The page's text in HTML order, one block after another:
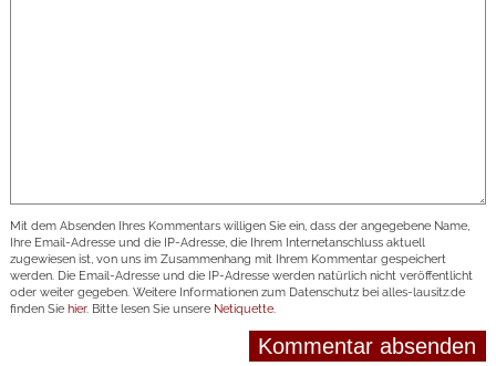
Mit dem Absenden Ihres Kommentars willigen Sie ein, dass der angegebene Name,
Ihre Email-Adresse und die IP-Adresse, die Ihrem Internetanschluss aktuell
zugewiesen ist, von uns im Zusammenhang mit Ihrem Kommentar gespeichert
werden. Die Email-Adresse und die IP-Adresse werden natürlich nicht veröffentlicht
oder weiter gegeben. Weitere Informationen zum Datenschutz bei alles-lausitz.de
finden Sie hier. Bitte lesen Sie unsere Netiquette.